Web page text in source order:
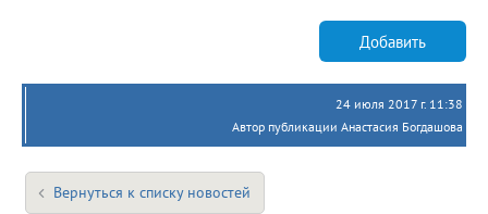
Добавить
24 июля 2017 г. 11:38
Автор публикации Анастасия Богдашова
Вернуться к списку новостей